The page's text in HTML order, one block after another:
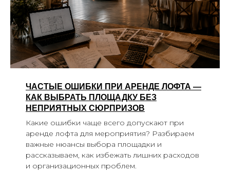
ЧАСТЫЕ ОШИБКИ ПРИ АРЕНДЕ ЛОФТА —
КАК ВЫБРАТЬ ПЛОЩАДКУ БЕЗ
НЕПРИЯТНЫХ СЮРПРИЗОВ
Какие ошибки чаще всего допускают при
аренде лофта для мероприятия? Разбираем
важные нюансы выбора площадки и
рассказываем, как избежать лишних расходов
и организационных проблем.